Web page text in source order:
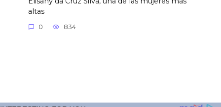
altas
0 834